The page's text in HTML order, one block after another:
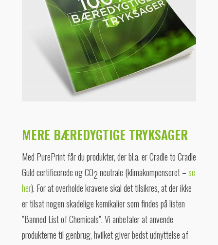
MERE BÆREDYGTIGE TRYKSAGER
Med PurePrint får du produkter, der bl.a. er Cradle to Cradle
Guld certificerede og CO2neutrale (klimakompenseret –se
her). For at overholde kravene skal det tilsikres, at der ikke
er tilsat nogen skadelige kemikalier som findes på listen
”Banned List of Chemicals”. Vi anbefaler at anvende
produkterne til genbrug, hvilket giver bedst udnyttelse af